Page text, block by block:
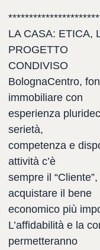
LA CASA: ETICA,
PROGETTO
CONDIVISO
BolognaCentro,
immobiliare con
esperienza
serietà,
competenza e
attività c’è
sempre il
acquistare il bene
economico più
L’affidabilità e la
permetteranno